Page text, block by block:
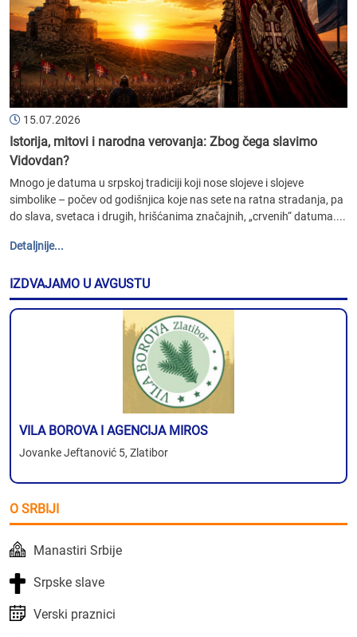
15.07.2026
Istorija, mitovi i narodna verovanja: Zbog čega slavimo
Vidovdan?
Mnogo je datuma u srpskoj tradiciji koji nose slojeve i slojeve
simbolike – počev od godišnjica koje nas sete na ratna stradanja, pa
do slava, svetaca i drugih, hrišćanima značajnih, „crvenih“ datuma....
Detaljnije...
IZDVAJAMO U AVGUSTU
VILA BOROVA I AGENCIJA MIROS
Jovanke Jeftanović 5, Zlatibor
O SRBIJI
Manastiri Srbije
Srpske slave
Verski praznici